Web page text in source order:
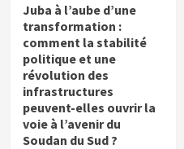
Juba à l’aube d’une
transformation :
comment la stabilité
politique et une
révolution des
infrastructures
peuvent-elles ouvrir la
voie à l’avenir du
Soudan du Sud ?